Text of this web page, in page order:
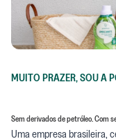
MUITO PRAZER, SOU A
Sem derivados de petróleo. Com
Uma empresa brasileira,